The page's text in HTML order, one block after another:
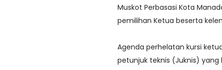
Muskot Perbasasi Kota
pemilihan Ketua beserta
Agenda perhelatan kursi
petunjuk teknis (Juknis) yang